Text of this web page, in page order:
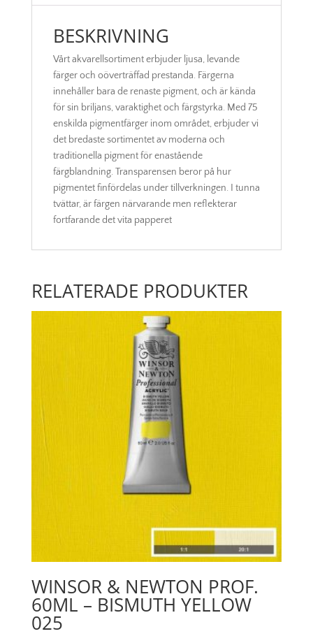
S3
BESKRIVNING
Vårt akvarellsortiment erbjuder ljusa, levande
färger och oöverträffad prestanda. Färgerna
innehåller bara de renaste pigment, och är kända
för sin briljans, varaktighet och färgstyrka. Med 75
enskilda pigmentfärger inom området, erbjuder vi
det bredaste sortimentet av moderna och
traditionella pigment för enastående
färgblandning. Transparensen beror på hur
pigmentet finfördelas under tillverkningen. I tunna
tvättar, är färgen närvarande men reflekterar
fortfarande det vita papperet
RELATERADE PRODUKTER
WINSOR & NEWTON PROF.
60ML – BISMUTH YELLOW
025